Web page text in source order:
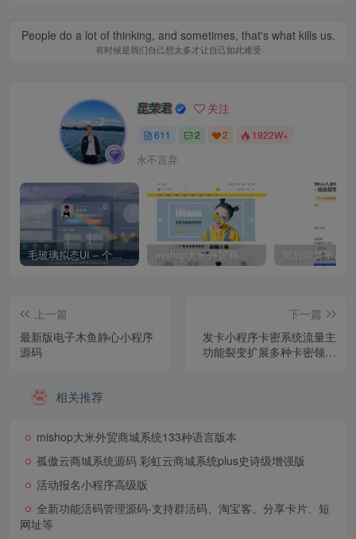
People do a lot of thinking, and sometimes, that's what kills us.
有时候是我们自己想太多才让自己如此难受
昆荣君 关注
611 2 2 1922W+
永不言弃
毛玻璃拟态UI – 个人主页（开源版） mishop大米外贸商城系统133种语言版本
上一篇
最新版电子木鱼静心小程序
源码
下一篇
发卡小程序卡密系统流量主
功能裂变扩展多种卡密领取
相关推荐
mishop大米外贸商城系统133种语言版本
孤傲云商城系统源码 彩虹云商城系统plus史诗级增强版
活动报名小程序高级版
全新功能活码管理源码-支持群活码、淘宝客、分享卡片、短
网址等